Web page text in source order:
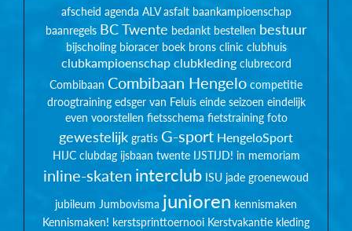
afscheid agenda ALV asfalt baankampioenschap
baanregels BC Twente bedankt bestellen bestuur
bijscholing bioracer boek brons clinic clubhuis
clubkampioenschapclubkleding clubrecord
Combibaan Combibaan Hengelo competitie
droogtraining edsger van Feluis einde seizoen eindelijk
even voorstellen fietsschema fietstraining foto
gewestelijk gratis G-sport HengeloSport
HIJC clubdag ijsbaan twente IJSTIJD! in memoriam
inline-skaten interclub ISU jade groenewoud
jubileum Jumbovisma junioren kennismaken
Kennismaken! kerstsprinttoernooi Kerstvakantie kleding